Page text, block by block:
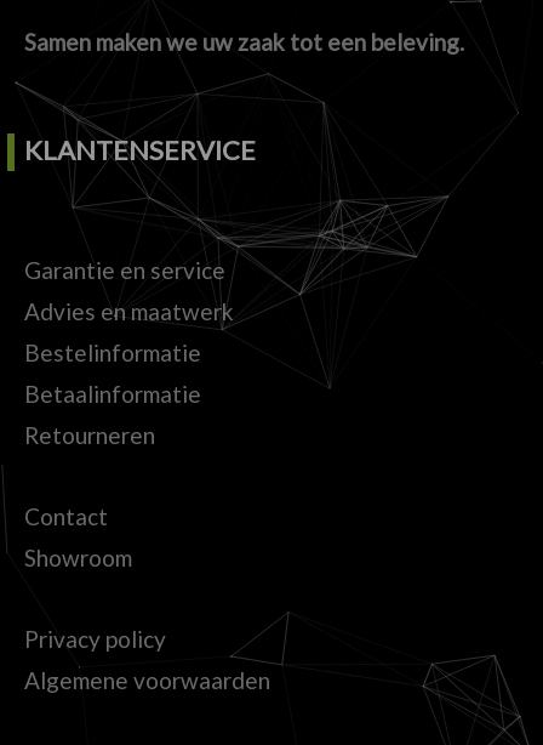
Samen maken we uw zaak tot een beleving.
KLANTENSERVICE
Garantie en service
Advies en maatwerk
Bestelinformatie
Betaalinformatie
Retourneren
Contact
Showroom
Privacy policy
Algemene voorwaarden